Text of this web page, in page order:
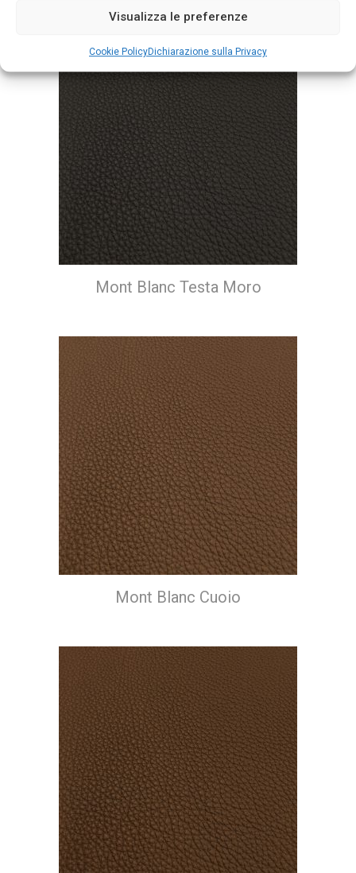
Visualizza le preferenze
Cookie PolicyDichiarazione sulla Privacy
Mont Blanc Testa Moro
Mont Blanc Cuoio